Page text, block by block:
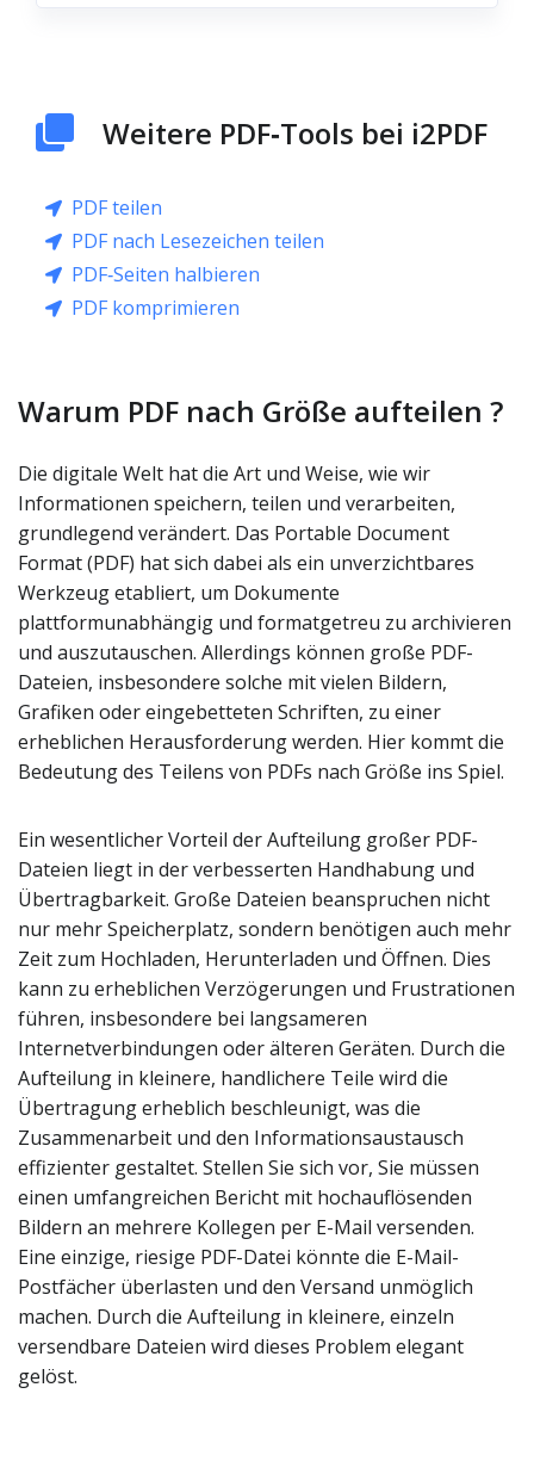
Weitere PDF‑Tools bei i2PDF
PDF teilen
PDF nach Lesezeichen teilen
PDF‑Seiten halbieren
PDF komprimieren
Warum PDF nach Größe aufteilen ?
Die digitale Welt hat die Art und Weise, wie wir
Informationen speichern, teilen und verarbeiten,
grundlegend verändert. Das Portable Document
Format (PDF) hat sich dabei als ein unverzichtbares
Werkzeug etabliert, um Dokumente
plattformunabhängig und formatgetreu zu archivieren
und auszutauschen. Allerdings können große PDF-
Dateien, insbesondere solche mit vielen Bildern,
Grafiken oder eingebetteten Schriften, zu einer
erheblichen Herausforderung werden. Hier kommt die
Bedeutung des Teilens von PDFs nach Größe ins Spiel.
Ein wesentlicher Vorteil der Aufteilung großer PDF-
Dateien liegt in der verbesserten Handhabung und
Übertragbarkeit. Große Dateien beanspruchen nicht
nur mehr Speicherplatz, sondern benötigen auch mehr
Zeit zum Hochladen, Herunterladen und Öffnen. Dies
kann zu erheblichen Verzögerungen und Frustrationen
führen, insbesondere bei langsameren
Internetverbindungen oder älteren Geräten. Durch die
Aufteilung in kleinere, handlichere Teile wird die
Übertragung erheblich beschleunigt, was die
Zusammenarbeit und den Informationsaustausch
effizienter gestaltet. Stellen Sie sich vor, Sie müssen
einen umfangreichen Bericht mit hochauflösenden
Bildern an mehrere Kollegen per E-Mail versenden.
Eine einzige, riesige PDF-Datei könnte die E-Mail-
Postfächer überlasten und den Versand unmöglich
machen. Durch die Aufteilung in kleinere, einzeln
versendbare Dateien wird dieses Problem elegant
gelöst.